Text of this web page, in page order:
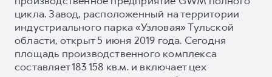
цикла. Завод, расположенный на территории
индустриального парка «Узловая» Тульской
области, открыт 5 июня 2019 года. Сегодня
площадь производственного комплекса
составляет 183 158 кв.м. и включает цех